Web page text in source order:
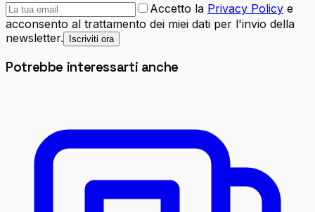
Accetto la Privacy Policy e
acconsento al trattamento dei miei dati per l'invio della
newsletter.
Iscriviti ora
Potrebbe interessarti anche